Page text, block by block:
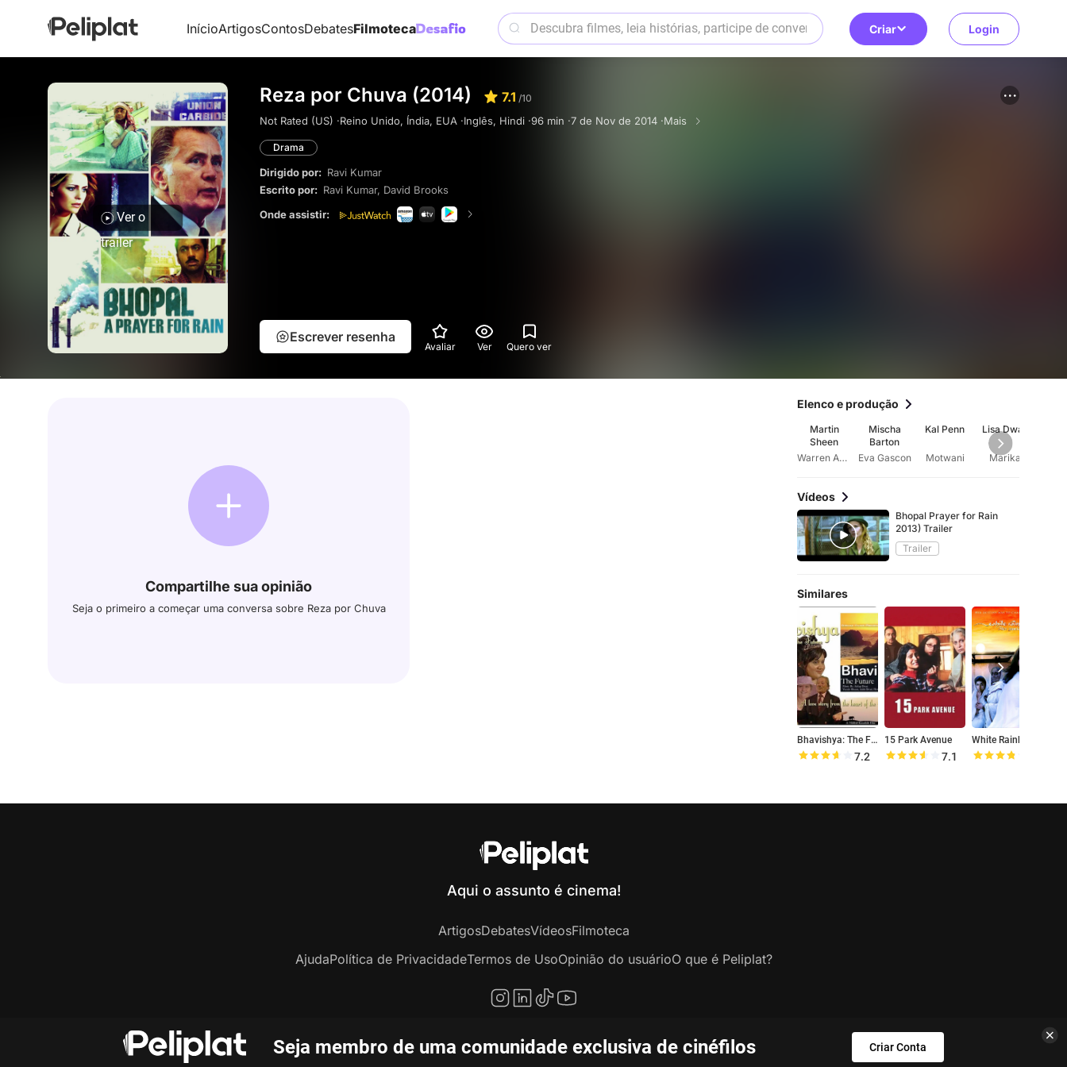
InícioArtigosContosDebatesFilmoteca Criar Login
Ver o
trailer
Reza por Chuva (2014) 7.1 /10
Not Rated (US) ·Reino Unido, Índia, EUA ·Inglês, Hindi ·96 min ·7 de Nov de 2014 ·Mais
Drama
Dirigido por: Ravi Kumar
Escrito por: Ravi Kumar, David Brooks
Onde assistir:
Escrever resenha
Avaliar Ver Quero ver
Compartilhe sua opinião
Seja o primeiro a começar uma conversa sobre Reza por Chuva
Elenco e produção
Martin
Sheen
Warren Anderson
Mischa
Barton
Eva Gascon
Kal Penn
Motwani
Lisa Dwan
Marika
Vídeos
Bhopal Prayer for Rain
2013) Trailer
Trailer
Similares
Bhavishya: The Future
7.2
15 Park Avenue
7.1
White Rainbow
Seja membro de uma comunidade exclusiva de cinéfilos Criar Conta
Aqui o assunto é cinema!
ArtigosDebatesVídeosFilmoteca
AjudaPolítica de PrivacidadeTermos de UsoOpinião do usuárioO que é Peliplat?